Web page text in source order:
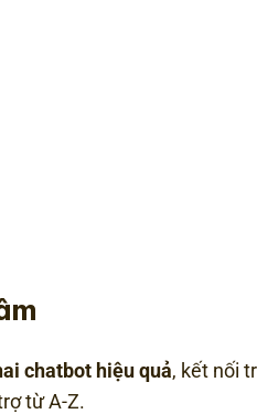
chatbot hiệu quả, kết nối
từ A-Z.